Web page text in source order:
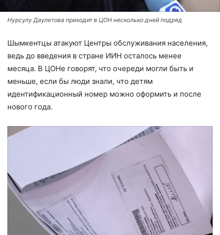
Нурсулу Даулетова приходит в ЦОН несколько дней подряд
Шымкентцы атакуют Центры обслуживания населения,
ведь до введения в стране ИИН осталось менее
месяца. В ЦОНе говорят, что очереди могли быть и
меньше, если бы люди знали, что детям
идентификационный номер можно оформить и после
нового года.